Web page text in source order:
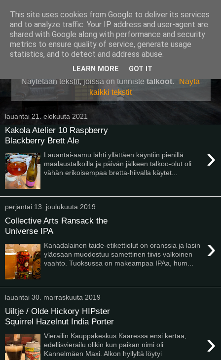
Pullollinen
Näytetään tekstit, joissa on tunniste talkoot.
Näytä
kaikki tekstit
lauantai 21. elokuuta 2021
Kakola Atelier 10 Raspberry
Blackberry Brett Ale
›
Lauantai-aamu lähti yllättäen käyntiin pienillä
maalaustalkoilla ja päivän jälkeen talkoo-olut oli
vähän erikoisempaa bretta-hiivalla käytet...
perjantai 13. joulukuuta 2019
Collective Arts Ransack the
Universe IPA
›
Kanadalainen taide-etikettiolut on oranssia ja lasin
yläosaan muodostuu samettinen tiivis valkoinen
vaahto. Tuoksussa on makeampaa IPAa, hum...
lauantai 30. marraskuuta 2019
Uiltje / Olde Hickory HIPster
Squirrel Hazelnut India Porter
›
Vierailin Kauppakeskus Kaaressa ensi kertaa,
edellisvierailu olikin kun paikan nimi oli
Kannelmäen Maxi. Alkon hyllyltä löytyi
This site uses cookies from Google to deliver its services
and to analyze traffic. Your IP address and user-agent are
shared with Google along with performance and security
metrics to ensure quality of service, generate usage
statistics, and to detect and address abuse.
LEARN MORE GOT IT